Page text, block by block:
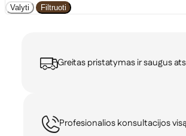
Valyti Filtruoti
Greitas pristatymas ir saugus
Profesionalios konsultacijos